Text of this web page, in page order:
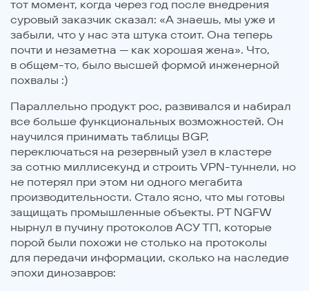
тот момент, когда через год после внедрения
суровый заказчик сказал: «А знаешь, мы уже и
забыли, что у нас эта штука стоит. Она теперь
почти и незаметна — как хорошая жена». Что,
в общем-то, было высшей формой инженерной
похвалы :)
Параллельно продукт рос, развивался и набирал
все больше функциональных возможностей. Он
научился принимать таблицы BGP,
переключаться на резервный узел в кластере
за сотню миллисекунд и строить VPN-туннели, но
не потерял при этом ни одного мегабита
производительности. Стало ясно, что мы готовы
защищать промышленные объекты. PT NGFW
нырнул в пучину протоколов АСУ ТП, которые
порой были похожи не столько на протоколы
для передачи информации, сколько на наследие
эпохи динозавров: